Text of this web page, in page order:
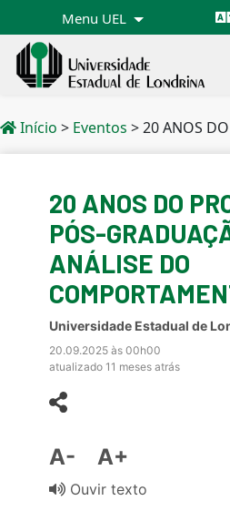
Menu UEL
Início > Eventos >20 ANOS DO PROGRAMA
20 ANOS DO
PÓS-
ANÁLISE DO
Universidade Estadual de
20.09.2025 às 00h00
atualizado 11 meses atrás
A- A+
Ouvir texto